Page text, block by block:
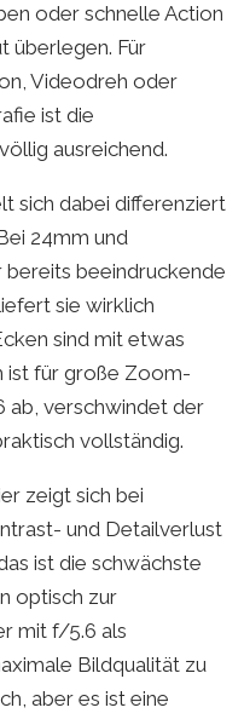
oder schnelle Action
überlegen. Für
Videodreh oder
ist die
ausreichend.
sich dabei differenziert
24mm und
beeindruckende
sie wirklich
sind mit etwas
ist für große Zoom-
ab, verschwindet der
vollständig.
zeigt sich bei
und Detailverlust
ist die schwächste
optisch zur
mit f/5.6 als
Bildqualität zu
aber es ist eine